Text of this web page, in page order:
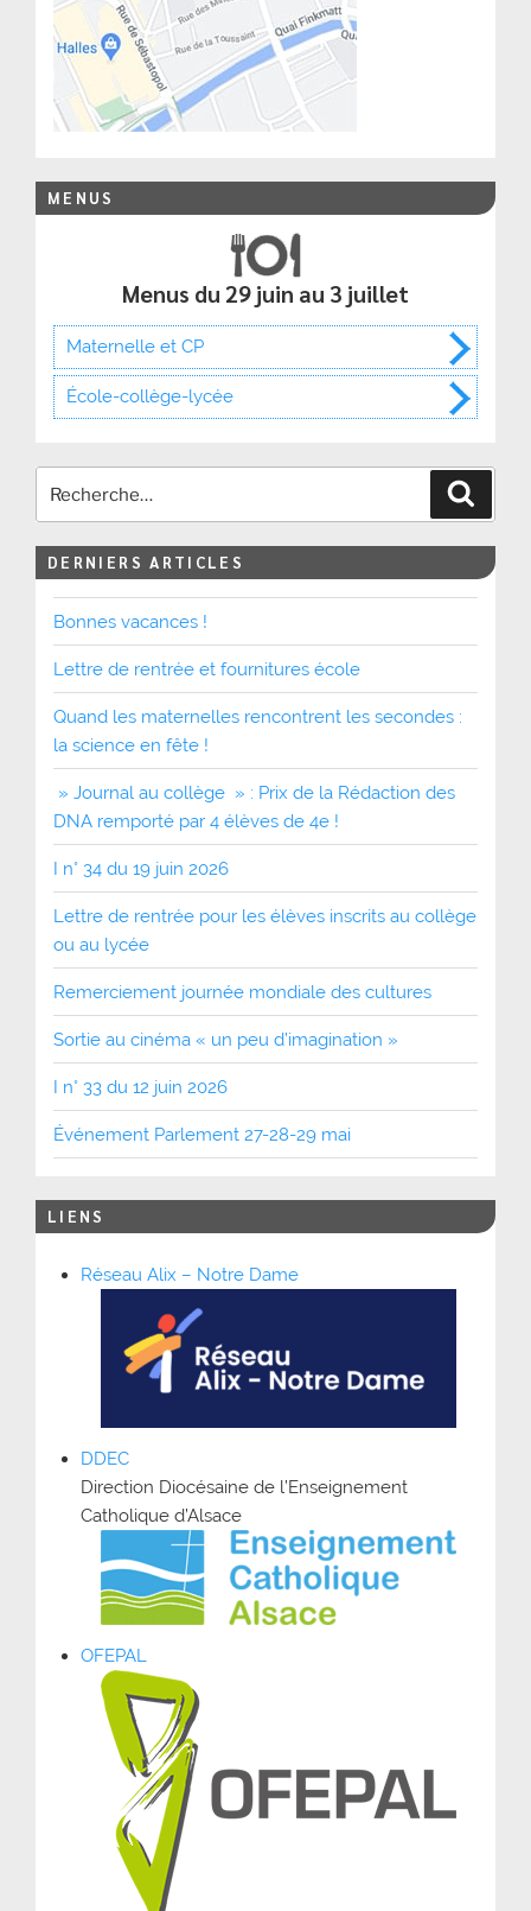
MENUS
Menus du 29 juin au 3 juillet
Maternelle et CP
École-collège-lycée
DERNIERS ARTICLES
Bonnes vacances !
Lettre de rentrée et fournitures école
Quand les maternelles rencontrent les secondes :
la science en fête !
» Journal au collège » : Prix de la Rédaction des
DNA remporté par 4 élèves de 4e !
I n° 34 du 19 juin 2026
Lettre de rentrée pour les élèves inscrits au collège
ou au lycée
Remerciement journée mondiale des cultures
Sortie au cinéma « un peu d’imagination »
I n° 33 du 12 juin 2026
Événement Parlement 27-28-29 mai
LIENS
Réseau Alix – Notre Dame
DDEC
Direction Diocésaine de l’Enseignement
Catholique d’Alsace
OFEPAL